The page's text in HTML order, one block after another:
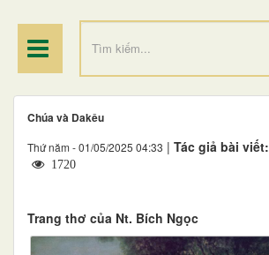
Chúa và Dakêu
Thứ năm - 01/05/2025 04:33 | Tác giả bài viết:
1720
Trang thơ của Nt. Bích Ngọc